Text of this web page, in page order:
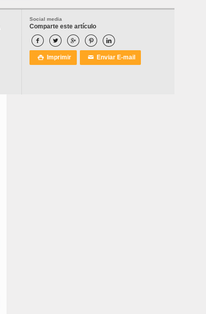
Social media
Comparte este artículo
    
 Imprimir ✉ Enviar E-mail